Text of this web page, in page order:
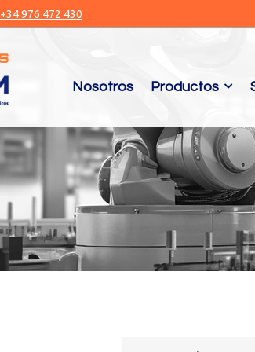
+34 976 472 430
Nosotros Productos